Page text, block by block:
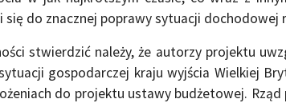
się do znacznej poprawy sytuacji dochodowej
stwierdzić należy, że autorzy projektu
gospodarczej kraju wyjścia Wielkiej
do projektu ustawy budżetowej.